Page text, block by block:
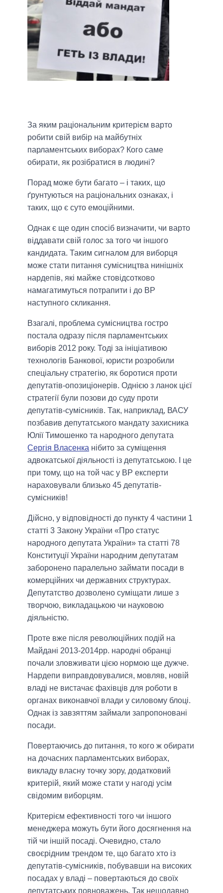
За яким раціональним критерієм варто
робити свій вибір на майбутніх
парламентських виборах? Кого саме
обирати, як розібратися в людині?
Порад може бути багато – і таких, що
ґрунтуються на раціональних ознаках, і
таких, що є суто емоційними.
Однак є ще один спосіб визначити, чи варто
віддавати свій голос за того чи іншого
кандидата. Таким сигналом для виборця
може стати питання сумісництва нинішніх
нардепів, які майже стовідсотково
намагатимуться потрапити і до ВР
наступного скликання.
Взагалі, проблема сумісництва гостро
постала одразу після парламентських
виборів 2012 року. Тоді за ініціативою
технологів Банкової, юристи розробили
спеціальну стратегію, як боротися проти
депутатів-опозиціонерів. Однією з ланок цієї
стратегії були позови до суду проти
депутатів-сумісників. Так, наприклад, ВАСУ
позбавив депутатського мандату захисника
Юлії Тимошенко та народного депутата
Сергія Власенка нібито за суміщення
адвокатської діяльності із депутатською. І це
при тому, що на той час у ВР експерти
нараховували близько 45 депутатів-
сумісників!
Дійсно, у відповідності до пункту 4 частини 1
статті 3 Закону України «Про статус
народного депутата України» та статті 78
Конституції України народним депутатам
заборонено паралельно займати посади в
комерційних чи державних структурах.
Депутатство дозволено суміщати лише з
творчою, викладацькою чи науковою
діяльністю.
Проте вже після революційних подій на
Майдані 2013-2014рр. народні обранці
почали зловживати цією нормою ще дужче.
Нардепи виправдовувалися, мовляв, новій
владі не вистачає фахівців для роботи в
органах виконавчої влади у силовому блоці.
Однак із завзяттям займали запропоновані
посади.
Повертаючись до питання, то кого ж обирати
на дочасних парламентських виборах,
викладу власну точку зору, додатковий
критерій, який може стати у нагоді усім
свідомим виборцям.
Критерієм ефективності того чи іншого
менеджера можуть бути його досягнення на
тій чи іншій посаді. Очевидно, стало
своєрідним трендом те, що багато хто із
депутатів-сумісників, побувавши на високих
посадах у владі – повертаються до своїх
депутатських повноважень. Так нещодавно